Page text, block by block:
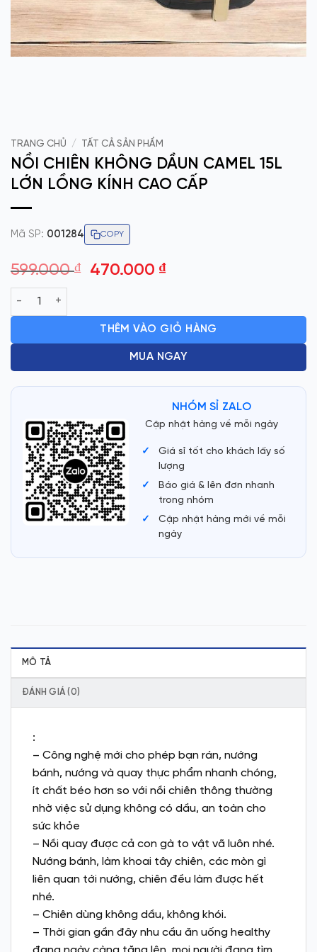
TRANG CHỦ / TẤT CẢ SẢN PHẨM
NỒI CHIÊN KHÔNG DẦUN CAMEL 15L
LỚN LỒNG KÍNH CAO CẤP
Mã SP: 001284 COPY
599.000₫
Giá
599.000 ₫.
470.000₫Giá
là:
470.000 ₫.
NỒI CHIÊN KHÔNG DẦUN CAMEL 15L LỚN LỒNG KÍNH CAO
THÊM VÀO GIỎ HÀNG
MUA NGAY
NHÓM SỈ ZALO
Cập nhật hàng về mỗi ngày
Giá sỉ tốt cho khách lấy số
lượng
Báo giá & lên đơn nhanh
trong nhóm
Cập nhật hàng mới về mỗi
ngày
MÔ TẢ
ĐÁNH GIÁ (0)
:
– Công nghệ mới cho phép bạn rán, nướng
bánh, nướng và quay thực phẩm nhanh chóng,
ít chất béo hơn so với nồi chiên thông thường
nhờ việc sử dụng không có dầu, an toàn cho
sức khỏe
– Nồi quay được cả con gà to vật vã luôn nhé.
Nướng bánh, làm khoai tây chiên, các mòn gì
liên quan tới nướng, chiên đều làm được hết
nhé.
– Chiên dùng không dầu, không khói.
– Thời gian gần đây nhu cầu ăn uống healthy